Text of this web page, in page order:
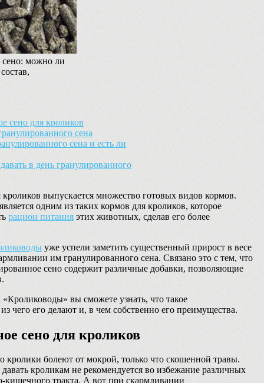
сено: можно ли
сено для кроликов
сена
сена и есть ли
в день гранулированного
выпускается множество готовых видов кормов.
одним из таких кормов для кроликов, которое
рацион питания этих животных, сделав его более
уже успели заметить существенный прирост в весе
им гранулированного сена. Связано это с тем, что
сено содержит различные добавки, позволяющие
«Кролиководы» вы сможете узнать, что такое
чего его делают и, в чем собственно его преимущества.
сено для кроликов
кролики болеют от мокрой, только что скошенной травы.
кроликам не рекомендуется во избежание различных
кишечного тракта. А вот при скармливании